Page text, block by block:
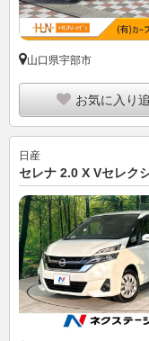
山口県宇部市
お気に入り
日産
セレナ 2.0 X Vセレク